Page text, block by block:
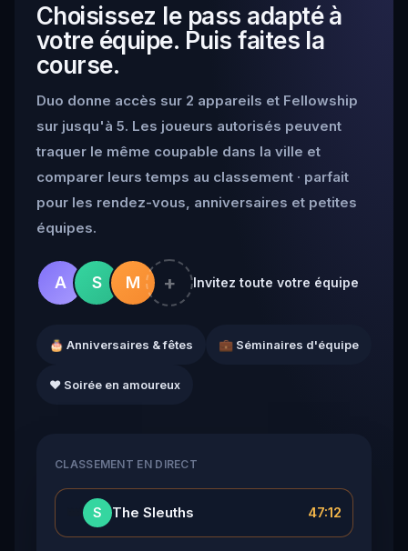
Choisissez le pass adapté à
votre équipe. Puis faites la
course.
Duo donne accès sur 2 appareils et Fellowship
sur jusqu'à 5. Les joueurs autorisés peuvent
traquer le même coupable dans la ville et
comparer leurs temps au classement · parfait
pour les rendez-vous, anniversaires et petites
équipes.
A S M + Invitez toute votre équipe
🎂 Anniversaires & fêtes 💼 Séminaires d'équipe
❤️ Soirée en amoureux
CLASSEMENT EN DIRECT
S The Sleuths 47:12